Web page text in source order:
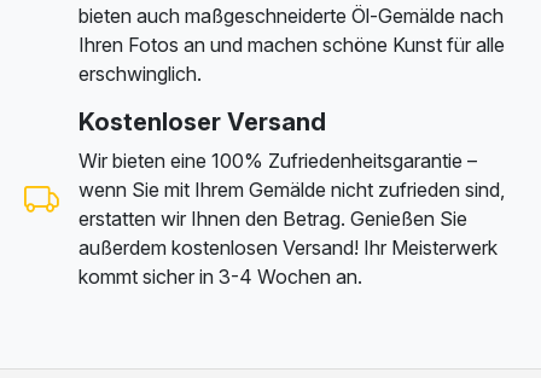
bieten auch maßgeschneiderte Öl-Gemälde nach
Ihren Fotos an und machen schöne Kunst für alle
erschwinglich.
Kostenloser Versand
Wir bieten eine 100% Zufriedenheitsgarantie –
wenn Sie mit Ihrem Gemälde nicht zufrieden sind,
erstatten wir Ihnen den Betrag. Genießen Sie
außerdem kostenlosen Versand! Ihr Meisterwerk
kommt sicher in 3-4 Wochen an.